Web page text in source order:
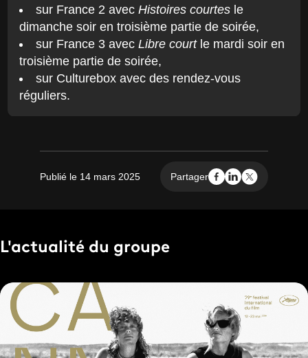
sur France 2 avecHistoires courtes le
dimanche soir en troisième partie de soirée,
sur France 3 avecLibre court le mardi soir en
troisième partie de soirée,
sur Culturebox avec des rendez-vous
réguliers.
Publié le 14 mars 2025 Partager
L'actualité du groupe